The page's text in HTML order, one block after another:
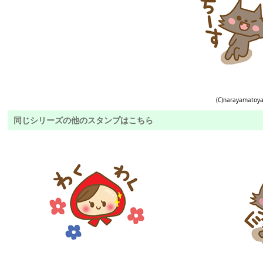
同じシリーズの他のスタンプはこちら